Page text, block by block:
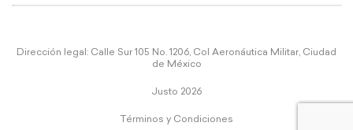
Dirección legal: Calle Sur 105 No. 1206, Col Aeronáutica Militar, Ciudad
de México
Justo 2026
Términos y Condiciones